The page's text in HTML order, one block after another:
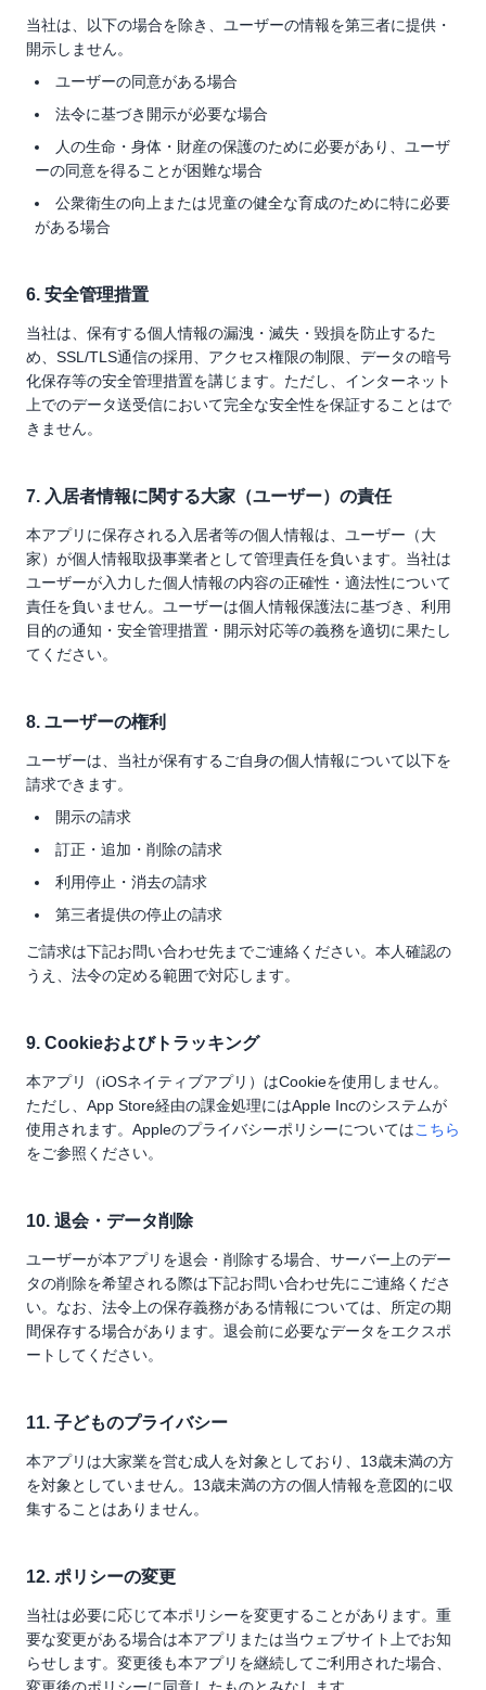
当社は、以下の場合を除き、ユーザーの情報を第三者に提供・
開示しません。
ユーザーの同意がある場合
法令に基づき開示が必要な場合
人の生命・身体・財産の保護のために必要があり、ユーザ
ーの同意を得ることが困難な場合
公衆衛生の向上または児童の健全な育成のために特に必要
がある場合
6. 安全管理措置
当社は、保有する個人情報の漏洩・滅失・毀損を防止するた
め、SSL/TLS通信の採用、アクセス権限の制限、データの暗号
化保存等の安全管理措置を講じます。ただし、インターネット
上でのデータ送受信において完全な安全性を保証することはで
きません。
7. 入居者情報に関する大家（ユーザー）の責任
本アプリに保存される入居者等の個人情報は、ユーザー（大
家）が個人情報取扱事業者として管理責任を負います。当社は
ユーザーが入力した個人情報の内容の正確性・適法性について
責任を負いません。ユーザーは個人情報保護法に基づき、利用
目的の通知・安全管理措置・開示対応等の義務を適切に果たし
てください。
8. ユーザーの権利
ユーザーは、当社が保有するご自身の個人情報について以下を
請求できます。
開示の請求
訂正・追加・削除の請求
利用停止・消去の請求
第三者提供の停止の請求
ご請求は下記お問い合わせ先までご連絡ください。本人確認の
うえ、法令の定める範囲で対応します。
9. Cookieおよびトラッキング
本アプリ（iOSネイティブアプリ）はCookieを使用しません。
ただし、App Store経由の課金処理にはApple Incのシステムが
使用されます。Appleのプライバシーポリシーについてはこちら
をご参照ください。
10. 退会・データ削除
ユーザーが本アプリを退会・削除する場合、サーバー上のデー
タの削除を希望される際は下記お問い合わせ先にご連絡くださ
い。なお、法令上の保存義務がある情報については、所定の期
間保存する場合があります。退会前に必要なデータをエクスポ
ートしてください。
11. 子どものプライバシー
本アプリは大家業を営む成人を対象としており、13歳未満の方
を対象としていません。13歳未満の方の個人情報を意図的に収
集することはありません。
12. ポリシーの変更
当社は必要に応じて本ポリシーを変更することがあります。重
要な変更がある場合は本アプリまたは当ウェブサイト上でお知
らせします。変更後も本アプリを継続してご利用された場合、